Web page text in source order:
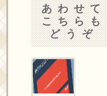
あわせて
こちらも
どうぞ